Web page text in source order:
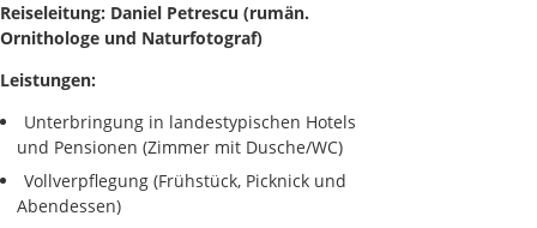
Reiseleitung: Daniel Petrescu (rumän.
Ornithologe und Naturfotograf)
Leistungen:
Unterbringung in landestypischen Hotels
und Pensionen (Zimmer mit Dusche/WC)
Vollverpflegung (Frühstück, Picknick und
Abendessen)